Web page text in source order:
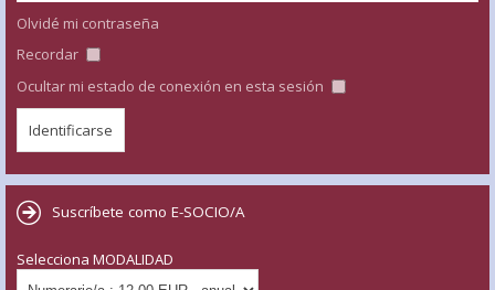
Olvidé mi contraseña
Recordar
Ocultar mi estado de conexión en esta sesión
Suscríbete como E-SOCIO/A
Selecciona MODALIDAD